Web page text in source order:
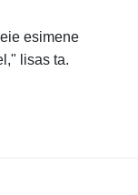
esimene
lisas ta.